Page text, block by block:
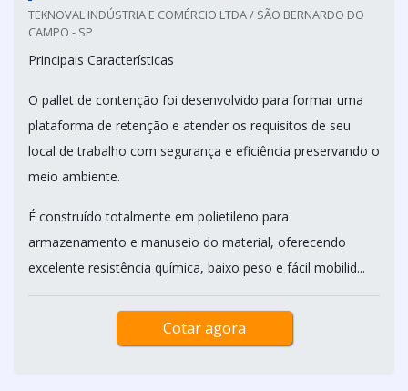
TEKNOVAL INDÚSTRIA E COMÉRCIO LTDA / SÃO BERNARDO DO
CAMPO - SP
Principais Características
O pallet de contenção foi desenvolvido para formar uma
plataforma de retenção e atender os requisitos de seu
local de trabalho com segurança e eficiência preservando o
meio ambiente.
É construído totalmente em polietileno para
armazenamento e manuseio do material, oferecendo
excelente resistência química, baixo peso e fácil mobilid...
Cotar agora